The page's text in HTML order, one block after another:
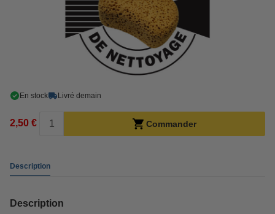
En stock Livré demain
2,50 € Commander
Description
Description